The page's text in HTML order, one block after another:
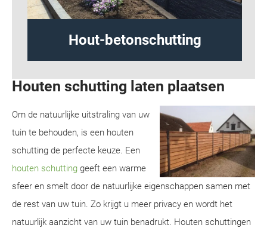
Hout-betonschutting
Houten schutting laten plaatsen
Om de natuurlijke uitstraling van uw
tuin te behouden, is een houten
schutting de perfecte keuze. Een
houten schutting geeft een warme
sfeer en smelt door de natuurlijke eigenschappen samen met
de rest van uw tuin. Zo krijgt u meer privacy en wordt het
natuurlijk aanzicht van uw tuin benadrukt. Houten schuttingen